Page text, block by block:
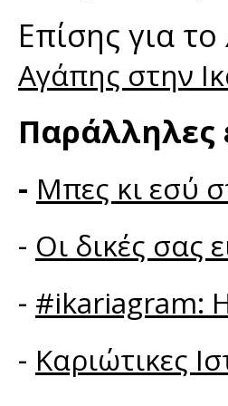
Επίσης για το
Αγάπης στην
Παράλληλες
- Μπες κι εσύ
- Οι δικές σας
- #ikariagram:
- Καριώτικες